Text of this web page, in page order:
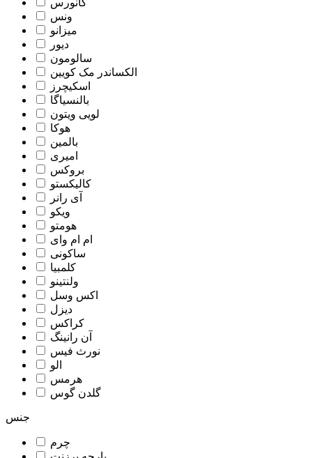
ونس
میزانو
دیور
سالومون
الکساندر مک کویین
اسکیچرز
بالنسیاگا
لویی ویتون
هوکا
بالمین
امیری
بروکس
کالیکستو
آی رانر
ویکو
هومتو
ام ام وای
ساکونی
کلمبیا
ولنتینو
اکس وسل
دیزل
کراکس
آن رانینگ
نورث فیس
الو
هرمس
گلدن گوس
جنس
چرم